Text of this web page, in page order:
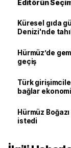
Editörün
Küresel gıda
Denizi'nde
Hürmüz’de
geçiş
Türk
bağlar
Hürmüz
istedi